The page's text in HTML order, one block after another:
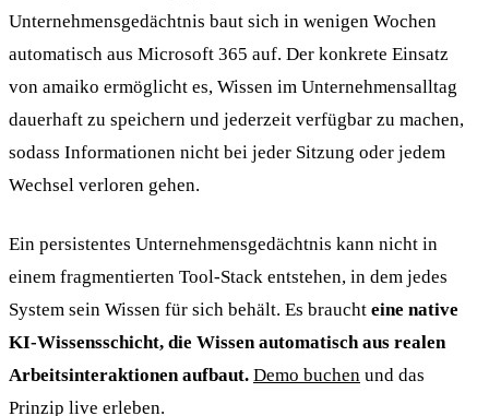
Unternehmensgedächtnis baut sich in wenigen Wochen
automatisch aus Microsoft 365 auf. Der konkrete Einsatz
von amaiko ermöglicht es, Wissen im Unternehmensalltag
dauerhaft zu speichern und jederzeit verfügbar zu machen,
sodass Informationen nicht bei jeder Sitzung oder jedem
Wechsel verloren gehen.
Ein persistentes Unternehmensgedächtnis kann nicht in
einem fragmentierten Tool-Stack entstehen, in dem jedes
System sein Wissen für sich behält. Es braucht eine native
KI-Wissensschicht, die Wissen automatisch aus realen
Arbeitsinteraktionen aufbaut. Demo buchen und das
Prinzip live erleben.